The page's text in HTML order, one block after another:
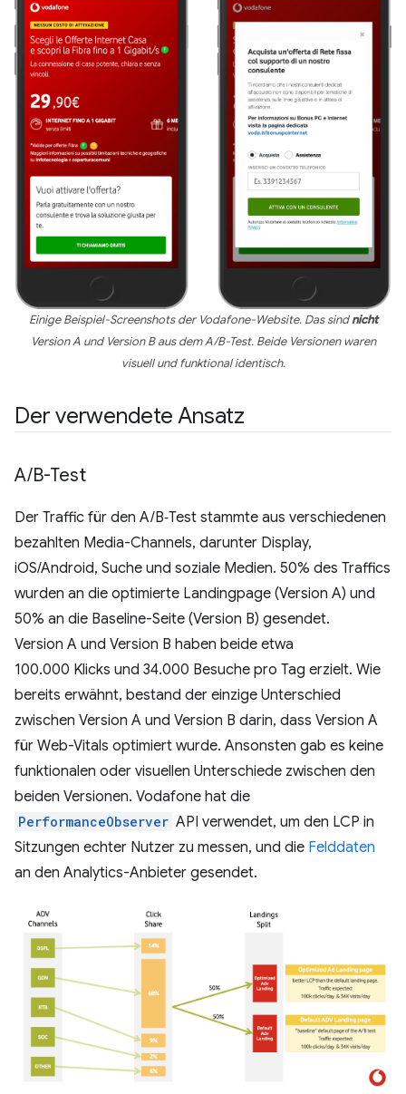
Einige Beispiel-Screenshots der Vodafone-Website. Das sindnicht
Version A und Version B aus dem A/B-Test. Beide Versionen waren
visuell und funktional identisch.
Der verwendete Ansatz
A/B-Test
Der Traffic für den A/B‑Test stammte aus verschiedenen
bezahlten Media-Channels, darunter Display,
iOS/Android, Suche und soziale Medien. 50% des Traffics
wurden an die optimierte Landingpage (Version A) und
50% an die Baseline-Seite (Version B) gesendet.
Version A und Version B haben beide etwa
100.000 Klicks und 34.000 Besuche pro Tag erzielt. Wie
bereits erwähnt, bestand der einzige Unterschied
zwischen Version A und Version B darin, dass Version A
für Web-Vitals optimiert wurde. Ansonsten gab es keine
funktionalen oder visuellen Unterschiede zwischen den
beiden Versionen. Vodafone hat die
PerformanceObserver API verwendet, um den LCP in
Sitzungen echter Nutzer zu messen, und die Felddaten
an den Analytics-Anbieter gesendet.